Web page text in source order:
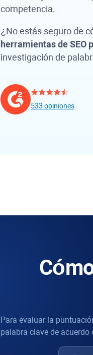
competencia.
¿No estás seguro de
herramientas de SEO
investigación de
533 opiniones
Para evaluar la
palabra clave de